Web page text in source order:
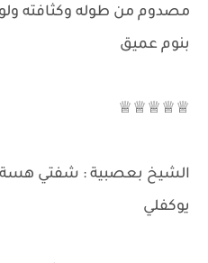
مصدوم من طوله وكثافته
بنوم عميق
♕♕♕♕♕
الشيخ بعصبية : شفتي هسة
يوكفلي